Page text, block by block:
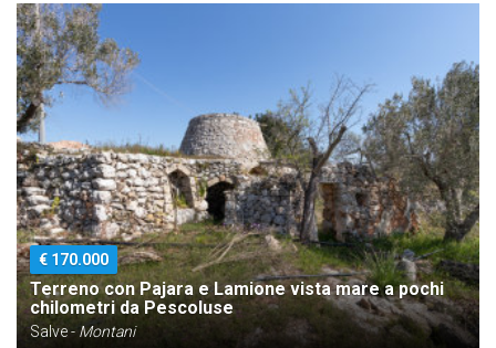
€ 170.000
Terreno con Pajara e Lamione vista mare a pochi
chilometri da Pescoluse
Salve - Montani